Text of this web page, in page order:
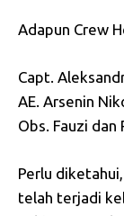
Adapun Crew
Capt.
AE. Arsenin
Obs. Fauzi dan
Perlu
telah terjadi